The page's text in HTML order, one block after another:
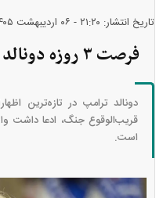
تاریخ انتشار: ۲۱:۲۰ - ۰۶ ارديبهشت ۱۴۰۵
فرصت ۳ روزه دونالد ترامپ به ایران
دونالد ترامپ در تازه‌ترین
قریب‌الوقوع جنگ، ادعا داشت
است.